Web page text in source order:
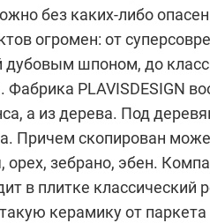
без каких-либо
огромен: от
дубовым шпоном, до
. Фабрика PLAVISDESIGN
а из дерева. Под
Причем скопирован
зебрано, эбен.
в плитке классический
керамику от